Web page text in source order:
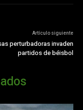
Artículo siguiente
perturbadoras invaden
partidos de béisbol